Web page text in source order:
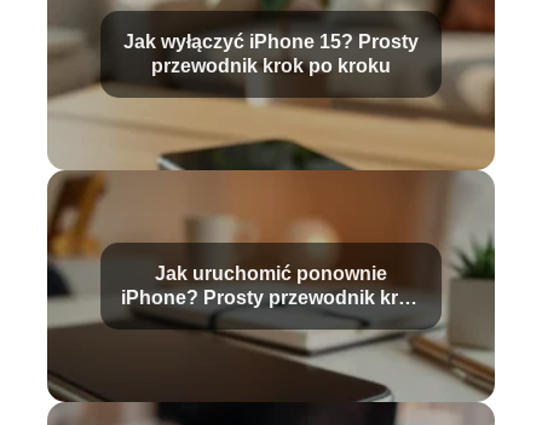
Jak wyłączyć iPhone 15? Prosty
przewodnik krok po kroku
Jak uruchomić ponownie
iPhone? Prosty przewodnik krok
po kroku